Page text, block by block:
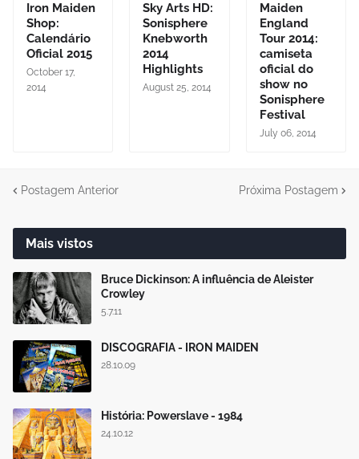
Iron Maiden
Shop:
Calendário
Oficial 2015
October 17,
2014
Sky Arts HD:
Sonisphere
Knebworth
2014
Highlights
August 25, 2014
Maiden
England
Tour 2014:
camiseta
oficial do
show no
Sonisphere
Festival
July 06, 2014
Postagem Anterior Próxima Postagem
Mais vistos
Bruce Dickinson: A influência de Aleister
Crowley
5.7.11
DISCOGRAFIA - IRON MAIDEN
28.10.09
História: Powerslave - 1984
24.10.12